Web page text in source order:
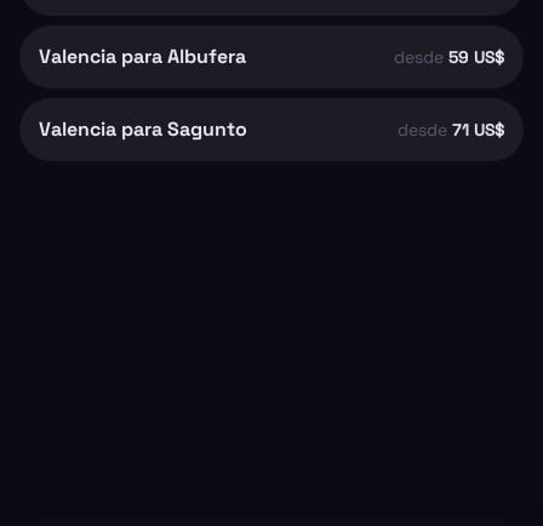
Valencia para Albufera desde 59 US$
Valencia para Sagunto desde 71 US$